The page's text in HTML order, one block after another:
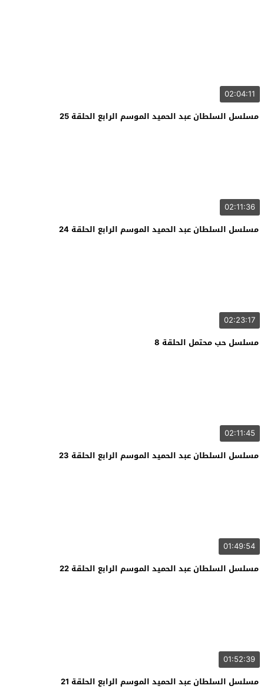
02:04:11
مسلسل السلطان عبد الحميد الموسم الرابع الحلقة 25
02:11:36
مسلسل السلطان عبد الحميد الموسم الرابع الحلقة 24
02:23:17
مسلسل حب محتمل الحلقة 8
02:11:45
مسلسل السلطان عبد الحميد الموسم الرابع الحلقة 23
01:49:54
مسلسل السلطان عبد الحميد الموسم الرابع الحلقة 22
01:52:39
مسلسل السلطان عبد الحميد الموسم الرابع الحلقة 21